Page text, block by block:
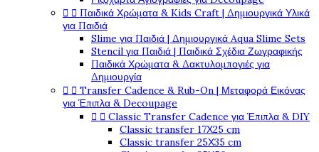
  Παιδικά Χρώματα & Kids Craft | Δημιουργικά Υλικά
για Παιδιά
Slime για Παιδιά | Δημιουργικά Aqua Slime Sets
Stencil για Παιδιά | Παιδικά Σχέδια Ζωγραφικής
Παιδικά Χρώματα & Δακτυλομπογιές για
Δημιουργία
  Transfer Cadence & Rub-On | Μεταφορά Εικόνας
για Έπιπλα & Decoupage
  Classic Transfer Cadence για Έπιπλα & DIY
Classic transfer 17Χ25 cm
Classic transfer 25Χ35 cm